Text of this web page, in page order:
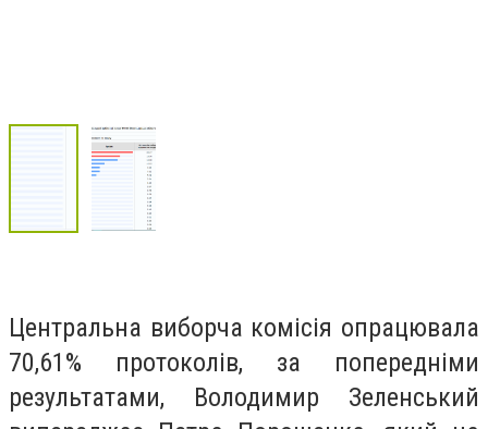
Центральна виборча комісія опрацювала
70,61% протоколів, за попередніми
результатами, Володимир Зеленський